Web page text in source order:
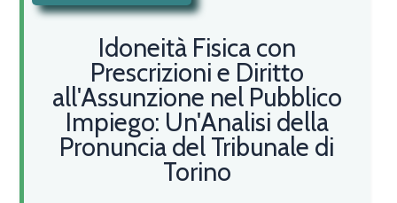
Idoneità Fisica con
Prescrizioni e Diritto
all'Assunzione nel Pubblico
Impiego: Un'Analisi della
Pronuncia del Tribunale di
Torino